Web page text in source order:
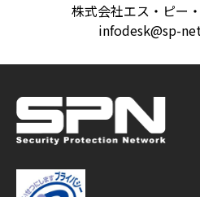
株式会社エス・ピー
infodesk@sp-